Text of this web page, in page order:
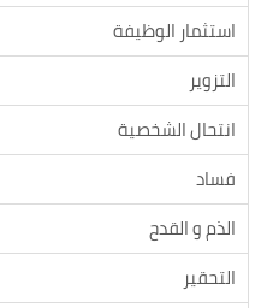
استثمار الوظيفة
التزوير
انتحال الشخصية
فساد
الذم و القدح
التحقير